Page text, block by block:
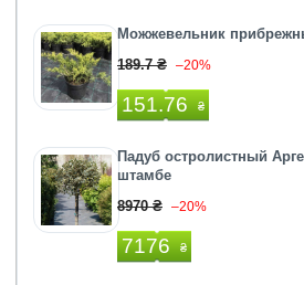
Можжевельник
189.7 ₴ –20%
151.76 ₴
Падуб остролистный
штамбе
8970 ₴ –20%
7176 ₴